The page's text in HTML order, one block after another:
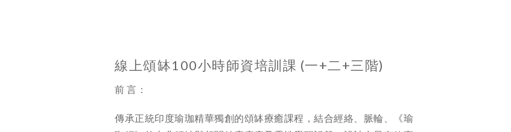
線上頌缽100小時師資培訓課 (一+二+三階)
前 言：
傳承正統印度瑜珈精華獨創的頌缽療癒課程，結合經絡、脈輪、《瑜